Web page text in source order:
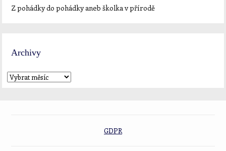
Z pohádky do pohádky aneb školka v přírodě
Archivy
GDPR